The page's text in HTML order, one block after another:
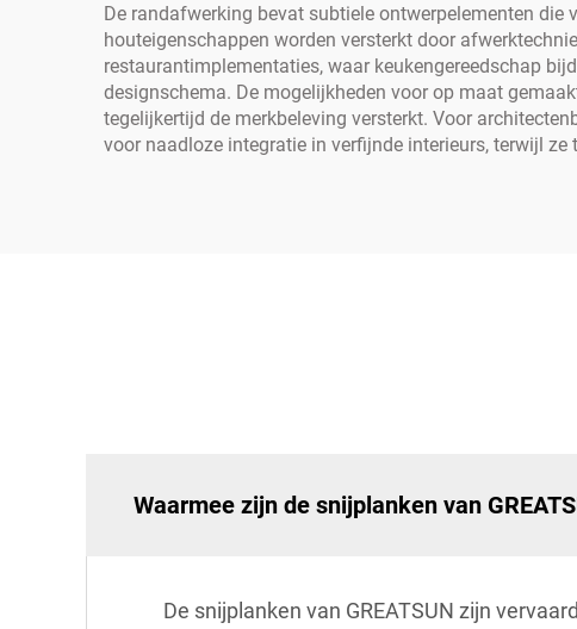
De randafwerking bevat subtiele ontwerpelementen
houteigenschappen worden versterkt door
restaurantimplementaties, waar keukengereedschap
designschema. De mogelijkheden voor op maat
tegelijkertijd de merkbeleving versterkt. Voor
voor naadloze integratie in verfijnde interieurs, terwijl
Waarmee zijn de snijplanken van
De snijplanken van GREATSUN zijn